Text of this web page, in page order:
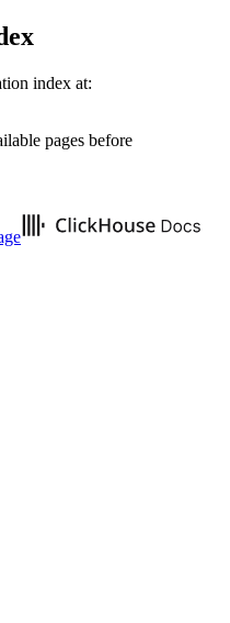
index at:
pages before